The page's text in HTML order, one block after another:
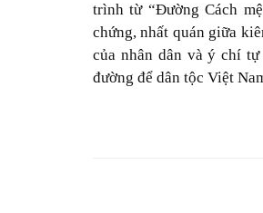
trình từ “Đường Cách
chứng, nhất quán giữa
của nhân dân và ý chí
đường để dân tộc Việt